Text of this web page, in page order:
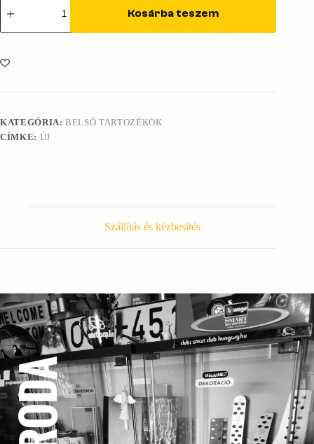
mennyiség
Kosárba teszem
KATEGÓRIA:BELSŐ TARTOZÉKOK
CÍMKE: ÚJ
Szállítás és kézbesítés